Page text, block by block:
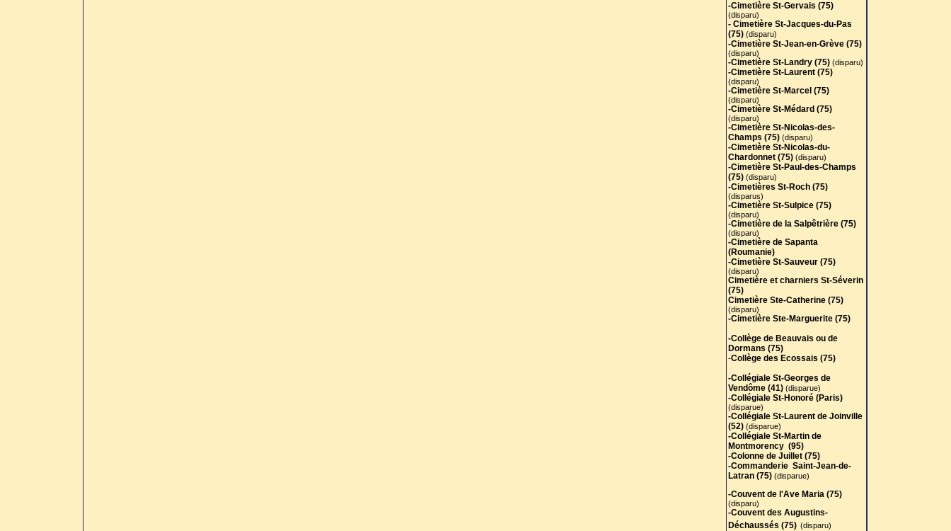
-Cimetière St-Gervais (75)
(disparu)
- Cimetière St-Jacques-du-Pas
(75) (disparu)
-Cimetière St-Jean-en-Grève (75)
(disparu)
-Cimetière St-Landry (75) (disparu)
-Cimetière St-Laurent (75)
(disparu)
-Cimetière St-Marcel (75)
(disparu)
-Cimetière St-Médard (75)
(disparu)
-Cimetière St-Nicolas-des-
Champs (75) (disparu)
-Cimetière St-Nicolas-du-
Chardonnet (75) (disparu)
-Cimetière St-Paul-des-Champs
(75) (disparu)
-Cimetières St-Roch (75)
(disparus)
-Cimetière St-Sulpice (75)
(disparu)
-Cimetière de la Salpêtrière (75)
(disparu)
-Cimetière de Sapanta
(Roumanie)
-Cimetière St-Sauveur (75)
(disparu)
Cimetière et charniers St-Séverin
(75)
Cimetière Ste-Catherine (75)
(disparu)
-Cimetière Ste-Marguerite (75)
-Collège de Beauvais ou de
Dormans (75)
-Collège des Ecossais (75)
-Collégiale St-Georges de
Vendôme (41) (disparue)
-Collégiale St-Honoré (Paris)
(disparue)
-Collégiale St-Laurent de Joinville
(52) (disparue)
-Collégiale St-Martin de
Montmorency (95)
-Colonne de Juillet (75)
-Commanderie Saint-Jean-de-
Latran (75) (disparue)
-Couvent de l'Ave Maria (75)
(disparu)
-Couvent des Augustins-
Déchaussés (75) (disparu)